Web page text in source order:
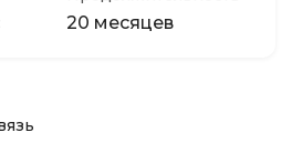
20 месяцев